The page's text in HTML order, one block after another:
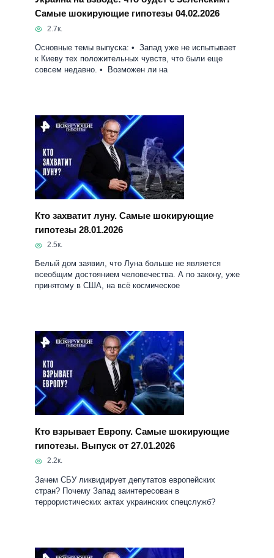
Кто захватит луну. Самые шокирующие
гипотезы 28.01.2026
2.5к.
Белый дом заявил, что Луна больше не является
всеобщим достоянием человечества. А по закону, уже
Кто взрывает Европу. Самые шокирующие
гипотезы. Выпуск от 27.01.2026
2.2к.
Зачем СБУ ликвидирует депутатов европейских
стран? Почему Запад заинтересован в